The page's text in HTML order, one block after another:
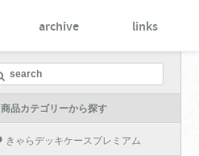
archive links
商品カテゴリーから探す
きゃらデッキケースプレミアム